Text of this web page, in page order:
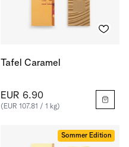
Tafel Caramel
EUR 6.90
(EUR 107.81 / 1 kg)
Sommer Edition